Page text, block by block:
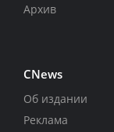
Архив
CNews
Об издании
Реклама